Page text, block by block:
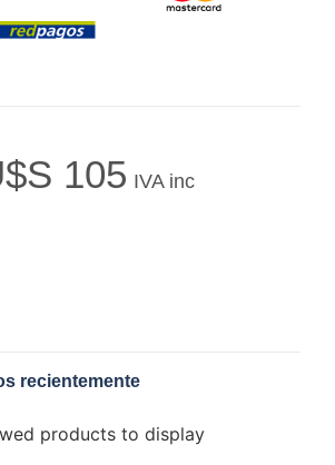
105 IVA inc
recientemente
products to display